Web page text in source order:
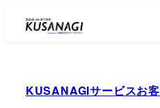
Skip
KUSANAGIサービスお